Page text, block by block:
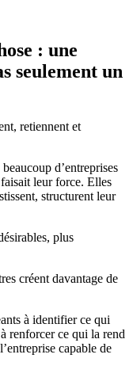
: une
seulement un
retiennent et
d’entreprises
leur force. Elles
structurent leur
plus
créent davantage de
à identifier ce qui
renforcer ce qui la rend
capable de